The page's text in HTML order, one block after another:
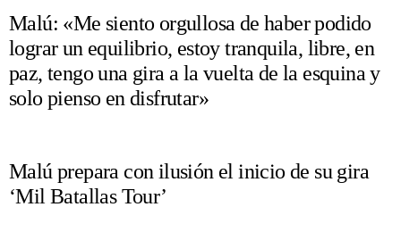
Malú: «Me siento orgullosa de haber podido
lograr un equilibrio, estoy tranquila, libre, en
paz, tengo una gira a la vuelta de la esquina y
solo pienso en disfrutar»
Malú prepara con ilusión el inicio de su gira
‘Mil Batallas Tour’